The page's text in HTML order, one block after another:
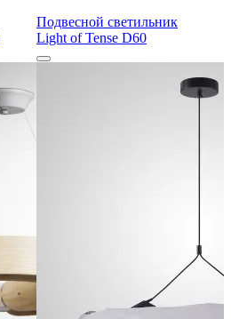
Подвесной светильник
Light of Tense D60